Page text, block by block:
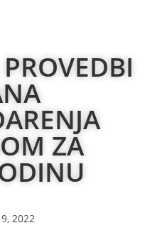
ZA
2022